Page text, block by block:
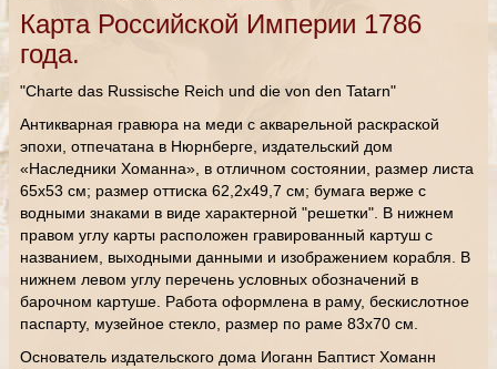
Карта Российской Империи 1786
года.
"Charte das Russische Reich und die von den Tatarn"
Антикварная гравюра на меди с акварельной раскраской
эпохи, отпечатана в Нюрнберге, издательский дом
«Наследники Хоманна», в отличном состоянии, размер листа
65х53 см; размер оттиска 62,2х49,7 см; бумага верже с
водными знаками в виде характерной "решетки". В нижнем
правом углу карты расположен гравированный картуш с
названием, выходными данными и изображением корабля. В
нижнем левом углу перечень условных обозначений в
барочном картуше. Работа оформлена в раму, бескислотное
паспарту, музейное стекло, размер по раме 83х70 см.
Основатель издательского дома Иоганн Баптист Хоманн